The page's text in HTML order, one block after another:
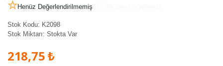
Henüz Değerlendirilmemiş
Stok Kodu: K2098
Stok Miktarı: Stokta Var
218,75 ₺